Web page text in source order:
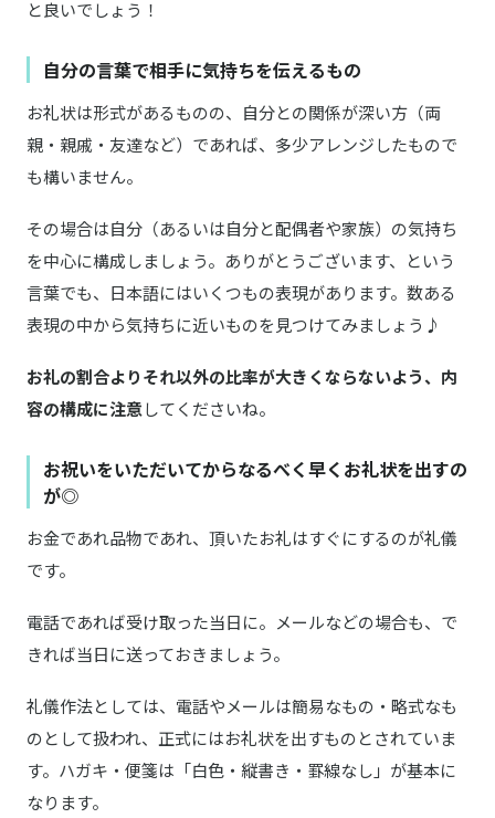
と良いでしょう！
自分の言葉で相手に気持ちを伝えるもの
お礼状は形式があるものの、自分との関係が深い方（両
親・親戚・友達など）であれば、多少アレンジしたもので
も構いません。
その場合は自分（あるいは自分と配偶者や家族）の気持ち
を中心に構成しましょう。ありがとうございます、という
言葉でも、日本語にはいくつもの表現があります。数ある
表現の中から気持ちに近いものを見つけてみましょう♪
お礼の割合よりそれ以外の比率が大きくならないよう、内
容の構成に注意してくださいね。
お祝いをいただいてからなるべく早くお礼状を出すの
が◎
お金であれ品物であれ、頂いたお礼はすぐにするのが礼儀
です。
電話であれば受け取った当日に。メールなどの場合も、で
きれば当日に送っておきましょう。
礼儀作法としては、電話やメールは簡易なもの・略式なも
のとして扱われ、正式にはお礼状を出すものとされていま
す。ハガキ・便箋は「白色・縦書き・罫線なし」が基本に
なります。